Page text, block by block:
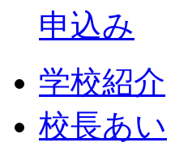
申込み
学校紹介
校長あい